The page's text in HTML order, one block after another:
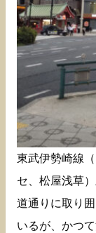
東武伊勢崎線
セ、松屋浅草
道通りに取り
いるが、かつ